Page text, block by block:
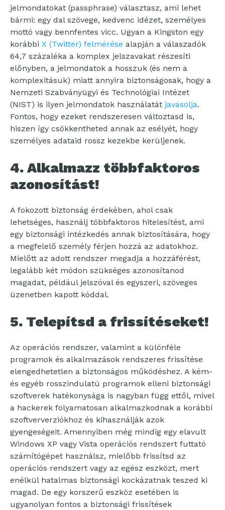
jelmondatokat (passphrase) választasz, ami lehet
bármi: egy dal szövege, kedvenc idézet, személyes
mottó vagy bennfentes vicc. Ugyan a Kingston egy
korábbi X (Twitter) felmérése alapján a válaszadók
64,7 százaléka a komplex jelszavakat részesíti
előnyben, a jelmondatok a hosszuk (és nem a
komplexitásuk) miatt annyira biztonságosak, hogy a
Nemzeti Szabványügyi és Technológiai Intézet
(NIST) is ilyen jelmondatok használatát javasolja.
Fontos, hogy ezeket rendszeresen változtasd is,
hiszen így csökkentheted annak az esélyét, hogy
személyes adataid rossz kezekbe kerüljenek.
4. Alkalmazz többfaktoros
azonosítást!
A fokozott biztonság érdekében, ahol csak
lehetséges, használj többfaktoros hitelesítést, ami
egy biztonsági intézkedés annak biztosítására, hogy
a megfelelő személy férjen hozzá az adatokhoz.
Mielőtt az adott rendszer megadja a hozzáférést,
legalább két módon szükséges azonosítanod
magadat, például jelszóval és egyszeri, szöveges
üzenetben kapott kóddal.
5. Telepítsd a frissítéseket!
Az operációs rendszer, valamint a különféle
programok és alkalmazások rendszeres frissítése
elengedhetetlen a biztonságos működéshez. A kém-
és egyéb rosszindulatú programok elleni biztonsági
szoftverek hatékonysága is nagyban függ ettől, mivel
a hackerek folyamatosan alkalmazkodnak a korábbi
szoftververziókhoz és kihasználják azok
gyengeségeit. Amennyiben még mindig egy elavult
Windows XP vagy Vista operációs rendszert futtató
számítógépet használsz, mielőbb frissítsd az
operációs rendszert vagy az egész eszközt, mert
enélkül hatalmas biztonsági kockázatnak teszed ki
magad. De egy korszerű eszköz esetében is
ugyanolyan fontos a biztonsági frissítések